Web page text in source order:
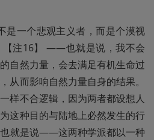
是一个悲观主义者，而是个漠视
注16】 ——也就是说，我不会
自然力量，会去满足有机生命过
从而影响自然力量自身的结果。
样不合逻辑，因为两者都设想人
这种目的与陆地上必然发生的行
就是说——这两种学派都以一种